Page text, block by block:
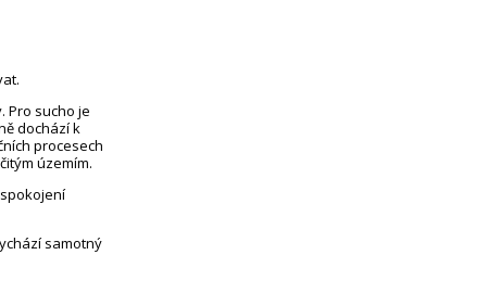
Pro sucho je
dochází k
procesech
územím.
samotný